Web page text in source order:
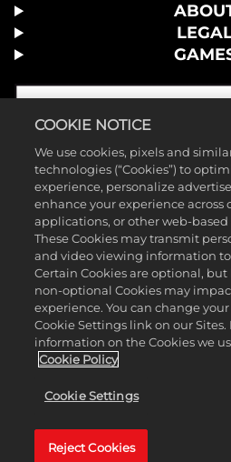
©2025 Take-Two Interactive Software,
Desenvolvido por Hangar 13. Mafia,
2K, Hangar 13 e seus logotipos são
Interactive Software, Inc. Todas as
comerciais são de propriedade de seus
reservados.
COOKIE NOTICE
We use cookies, pixels and
technologies (“Cookies”) to
experience, personalize
enhance your experience across
applications, or other web-based
These Cookies may transmit
and video viewing information
Certain Cookies are optional,
non-optional Cookies may
experience. You can change
Cookie Settings link on our Sites.
information on the Cookies we
Cookie Policy
Cookie Settings
Reject Cookies